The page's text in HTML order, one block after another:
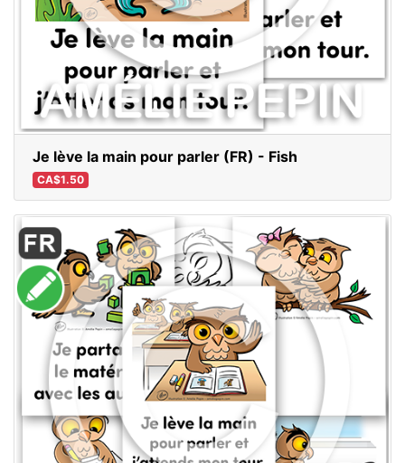
Je lève la main pour parler (FR) - Fish
CA$1.50